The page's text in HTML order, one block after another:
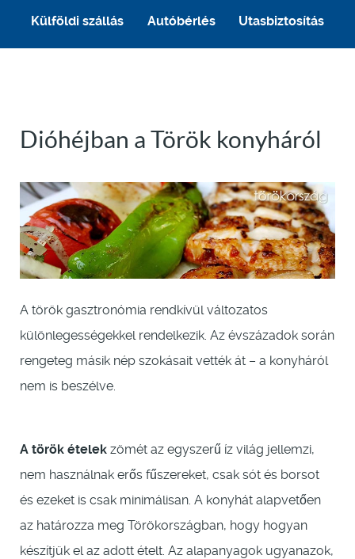
Külföldi szállás Autóbérlés Utasbiztosítás
Dióhéjban a Török konyháról
A török gasztronómia rendkívül változatos
különlegességekkel rendelkezik. Az évszázadok során
rengeteg másik nép szokásait vették át – a konyháról
nem is beszélve.
A török ételek zömét az egyszerű íz világ jellemzi,
nem használnak erős fűszereket, csak sót és borsot
és ezeket is csak minimálisan. A konyhát alapvetően
az határozza meg Törökországban, hogy hogyan
készítjük el az adott ételt. Az alapanyagok ugyanazok,